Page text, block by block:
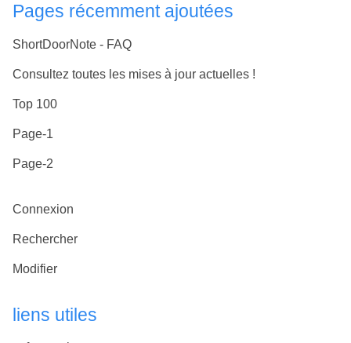
Pages récemment ajoutées
ShortDoorNote - FAQ
Consultez toutes les mises à jour actuelles !
Top 100
Page-1
Page-2
Connexion
Rechercher
Modifier
liens utiles